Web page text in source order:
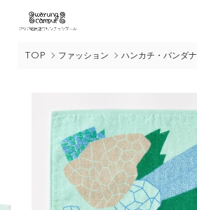
TOP ファッション ハンカチ・バンダナ